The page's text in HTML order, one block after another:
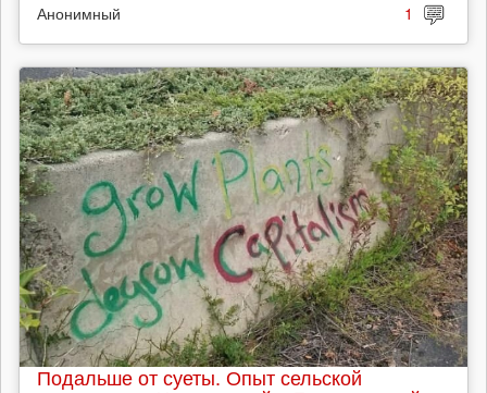
Анонимный 1
Подальше от суеты. Опыт сельской